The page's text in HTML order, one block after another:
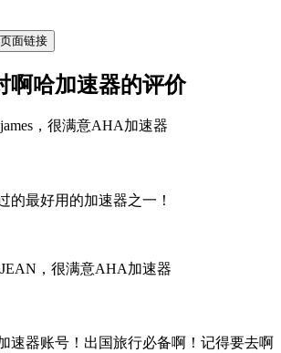
面链接
啊哈加速器的评价
的最好用的加速器之一！
速器账号！出国旅行必备啊！记得要去啊